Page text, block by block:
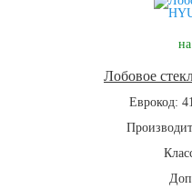
Лобовое
Еврокод: